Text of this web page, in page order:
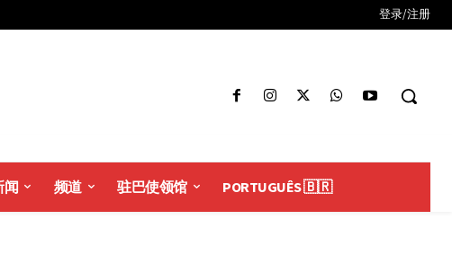
登录/注册
闻 频道 驻巴使领馆 PORTUGUÊS 🇧🇷